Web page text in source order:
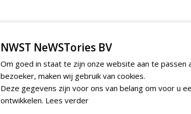
NWST NeWSTories BV
Om goed in staat te zijn onze website aan te passen
bezoeker, maken wij gebruik van cookies.
Deze gegevens zijn voor ons van belang om voor u
ontwikkelen. Lees verder